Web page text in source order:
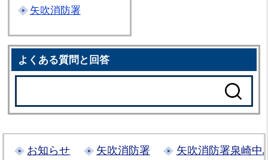
矢吹消防署
よくある質問と回答
お知らせ 矢吹消防署 矢吹消防署泉崎中